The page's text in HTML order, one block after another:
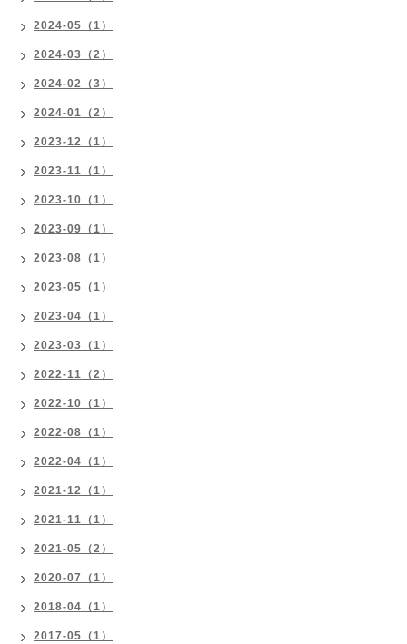
2024-05（1）
2024-03（2）
2024-02（3）
2024-01（2）
2023-12（1）
2023-11（1）
2023-10（1）
2023-09（1）
2023-08（1）
2023-05（1）
2023-04（1）
2023-03（1）
2022-11（2）
2022-10（1）
2022-08（1）
2022-04（1）
2021-12（1）
2021-11（1）
2021-05（2）
2020-07（1）
2018-04（1）
2017-05（1）